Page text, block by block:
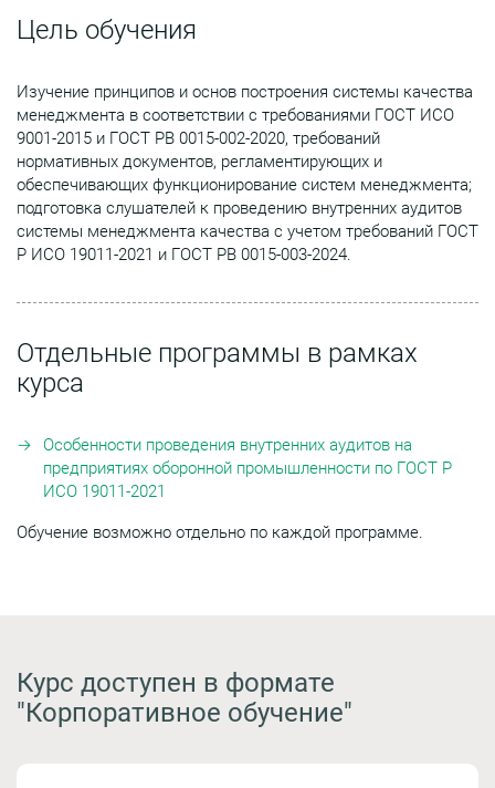
Цель обучения
Изучение принципов и основ построения системы качества
менеджмента в соответствии с требованиями ГОСТ ИСО
9001-2015 и ГОСТ РВ 0015-002-2020, требований
нормативных документов, регламентирующих и
обеспечивающих функционирование систем менеджмента;
подготовка слушателей к проведению внутренних аудитов
системы менеджмента качества с учетом требований ГОСТ
Р ИСО 19011-2021 и ГОСТ РВ 0015-003-2024.
Отдельные программы в рамках
курса
Особенности проведения внутренних аудитов на
предприятиях оборонной промышленности по ГОСТ Р
ИСО 19011-2021
Обучение возможно отдельно по каждой программе.
Курс доступен в формате
"Корпоративное обучение"